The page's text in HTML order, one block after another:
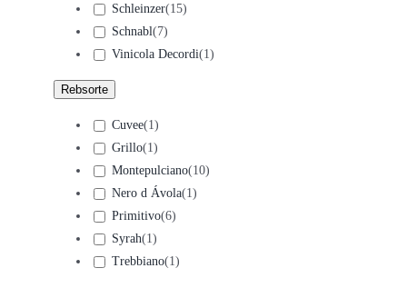
Schleinzer(15)
Schnabl(7)
Vinicola Decordi(1)
Rebsorte
Cuvee(1)
Grillo(1)
Montepulciano(10)
Nero d Ávola(1)
Primitivo(6)
Syrah(1)
Trebbiano(1)